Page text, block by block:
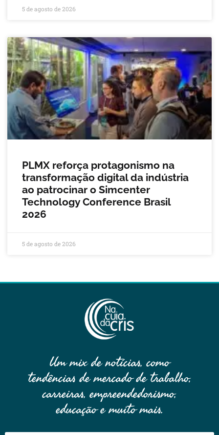
5 de agosto de 2026
PLMX reforça protagonismo na
transformação digital da indústria
ao patrocinar o Simcenter
Technology Conference Brasil
2026
5 de agosto de 2026
Um mix de notícias, como
tendências de mercado de trabalho,
carreiras, empreendedorismo,
educação e muito mais.